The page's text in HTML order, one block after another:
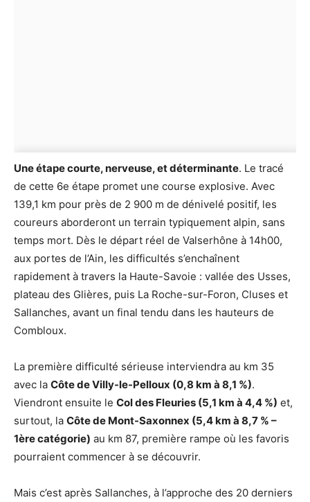
Une étape courte, nerveuse, et déterminante. Le tracé
de cette 6e étape promet une course explosive. Avec
139,1 km pour près de 2 900 m de dénivelé positif, les
coureurs aborderont un terrain typiquement alpin, sans
temps mort. Dès le départ réel de Valserhône à 14h00,
aux portes de l’Ain, les difficultés s’enchaînent
rapidement à travers la Haute-Savoie : vallée des Usses,
plateau des Glières, puis La Roche-sur-Foron, Cluses et
Sallanches, avant un final tendu dans les hauteurs de
Combloux.
La première difficulté sérieuse interviendra au km 35
avec la Côte de Villy-le-Pelloux (0,8 km à 8,1 %).
Viendront ensuite le Col des Fleuries (5,1 km à 4,4 %) et,
surtout, la Côte de Mont-Saxonnex (5,4 km à 8,7 % –
1ère catégorie) au km 87, première rampe où les favoris
pourraient commencer à se découvrir.
Mais c’est après Sallanches, à l’approche des 20 derniers